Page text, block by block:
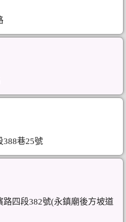
388巷25號
四段382號(永鎮廟後方坡道